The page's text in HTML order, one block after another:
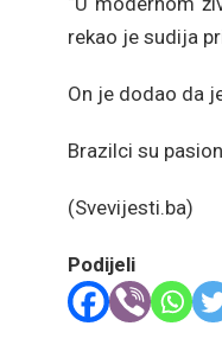
rekao je sudija
On je dodao da
Brazilci su
(Svevijesti.ba)
Podijeli